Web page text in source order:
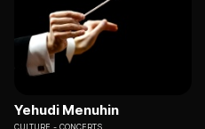
Yehudi Menuhin
CULTURE CONCERTS